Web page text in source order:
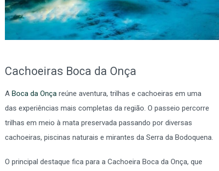
Cachoeiras Boca da Onça
A Boca da Onça reúne aventura, trilhas e cachoeiras em uma
das experiências mais completas da região. O passeio percorre
trilhas em meio à mata preservada passando por diversas
cachoeiras, piscinas naturais e mirantes da Serra da Bodoquena.
O principal destaque fica para a Cachoeira Boca da Onça, que